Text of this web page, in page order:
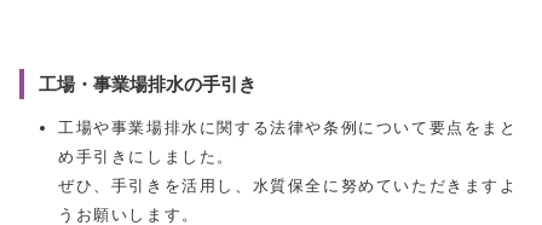
工場・事業場排水の手引き
工場や事業場排水に関する法律や条例について要点をまと
め手引きにしました。
ぜひ、手引きを活用し、水質保全に努めていただきますよ
うお願いします。